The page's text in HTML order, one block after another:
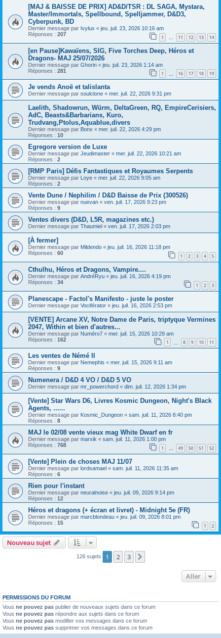
[MAJ & BAISSE DE PRIX] AD&D/TSR : DL SAGA, Mystara,
Master/Immortals, Spellbound, Spelljammer, D&D3,
Cyberpunk, BD
Dernier message par Ivylux « jeu. juil. 23, 2026 10:16 am
Réponses : 207 1 … 11 12 13 14
[en Pause]Kawaïens, SIG, Five Torches Deep, Héros et
Dragons- MAJ 25/07/2026
Dernier message par Ghorin « jeu. juil. 23, 2026 1:14 am
Réponses : 281 1 16 17 18 19
Je vends Anoë et talislanta
Dernier message par soulclone « mer. juil. 22, 2026 9:31 pm
Laelith, Shadowrun, Würm, DeltaGreen, RQ, EmpireCerisiers,
AdC, Beasts&Barbarians, Kuro,
Trudvang,Ptolus,Aquablue,divers
Dernier message par Bonx « mer. juil. 22, 2026 4:29 pm
Réponses : 10
Egregore version de Luxe
Dernier message par Jeudimaster « mer. juil. 22, 2026 10:21 am
Réponses : 2
[RMP Paris] Défis Fantastiques et Royaumes Serpents
Dernier message par Loye « mer. juil. 22, 2026 9:05 am
Réponses : 2
Vente Dune / Nephilim / D&D Baisse de Prix (300526)
Dernier message par nuevan « ven. juil. 17, 2026 9:23 pm
Réponses : 9
Ventes divers (D&D, L5R, magazines etc.)
Dernier message par Thaumiel « ven. juil. 17, 2026 2:03 pm
[À fermer]
Dernier message par Mildendo « jeu. juil. 16, 2026 11:18 pm
Réponses : 60 1 2 3 4 5
Cthulhu, Héros et Dragons, Vampire....
Dernier message par AndréRyu « jeu. juil. 16, 2026 4:19 pm
Réponses : 34 1 2 3
Planescape - Factol's Manifesto - juste le poster
Dernier message par Vociférator « jeu. juil. 16, 2026 2:53 pm
[VENTE] Arcane XV, Notre Dame de Paris, triptyque Vermines
2047, Within et bien d'autres...
Dernier message par Numéro7 « mer. juil. 15, 2026 10:29 am
Réponses : 162 1 8 9 10 11
Les ventes de Némé II
Dernier message par Nemephis « mer. juil. 15, 2026 9:11 am
Réponses : 9
Numenera / D&D 4 VO / D&D 5 VO
Dernier message par mr_powerchord « dim. juil. 12, 2026 1:34 pm
[Vente] Star Wars D6, Livres Kosmic Dungeon, Night's Black
Agents, ......
Dernier message par Kosmic_Dungeon « sam. juil. 11, 2026 8:40 pm
Réponses : 8
MAJ le 02/08 vente vieux mag White Dwarf en fr
Dernier message par marxik « sam. juil. 11, 2026 1:00 pm
Réponses : 768 1 … 49 50 51 52
[Vente] Plein de choses MAJ 11/07
Dernier message par lordsamael « sam. juil. 11, 2026 11:35 am
Réponses : 6
Rien pour l'instant
Dernier message par neuralnoise « jeu. juil. 09, 2026 9:14 pm
Réponses : 12
Héros et dragons (+ écran et livret) - Midnight 5e (FR)
Dernier message par marcblondeau « jeu. juil. 09, 2026 8:01 pm
Réponses : 15 1 2
Nouveau sujet
126 sujets 1 2 3
Aller
PERMISSIONS DU FORUM
Vous ne pouvez pas publier de nouveaux sujets dans ce forum
Vous ne pouvez pas répondre aux sujets dans ce forum
Vous ne pouvez pas modifier vos messages dans ce forum
Vous ne pouvez pas supprimer vos messages dans ce forum